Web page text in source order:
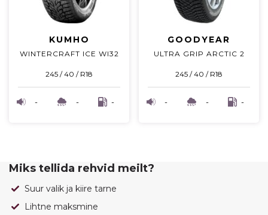
KUMHO
WINTERCRAFT ICE WI32
245 / 40 / R18
- - -
GOODYEAR
ULTRA GRIP ARCTIC 2
245 / 40 / R18
- - -
Miks tellida rehvid meilt?
Suur valik ja kiire tarne
Lihtne maksmine